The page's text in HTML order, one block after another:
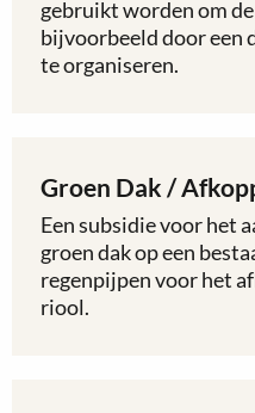
gebruikt worden om
bijvoorbeeld door een
te organiseren.
Groen Dak /
Een subsidie voor het
groen dak op een
regenpijpen voor het
riool.
Lees
meer
Groen
Dak